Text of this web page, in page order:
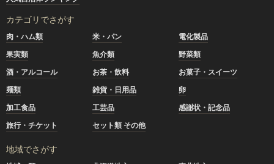
カテゴリでさがす
肉・ハム類 米・パン
電化製品
果実類
魚介類
野菜類
酒・アルコール
お茶・飲料
お菓子・スイーツ
麺類
雑貨・日用品
卵
加工食品
工芸品
感謝状・記念品
旅行・チケット
セット類 その他
地域でさがす